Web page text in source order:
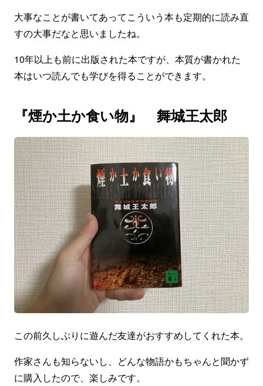
大事なことが書いてあってこういう本も定期的に読み直
すの大事だなと思いましたね。
10年以上も前に出版された本ですが、本質が書かれた
本はいつ読んでも学びを得ることができます。
『煙か土か食い物』 舞城王太郎
この前久しぶりに遊んだ友達がおすすめしてくれた本。
作家さんも知らないし、どんな物語かもちゃんと聞かず
に購入したので、楽しみです。